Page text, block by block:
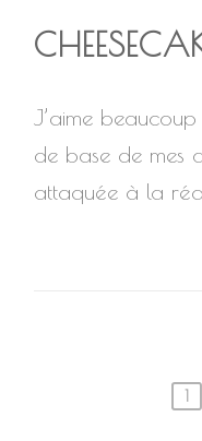
J’aime beaucoup
de base de mes
attaquée à la
1